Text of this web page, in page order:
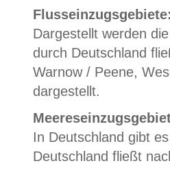
Dargestellt werden
durch Deutschland
Warnow / Peene,
dargestellt.
In Deutschland gibt
Deutschland fließt